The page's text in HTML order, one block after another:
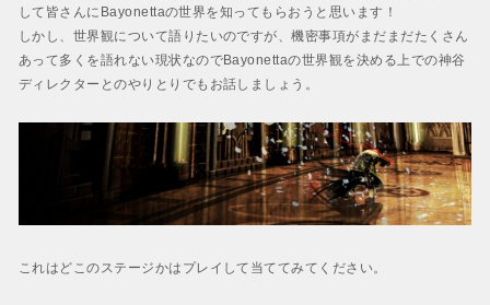
ベヨネッタ3
ベヨネッタ
して皆さんにBayonettaの世界を知ってもらおうと思います！
しかし、世界観について語りたいのですが、機密事項がまだまだたくさん
あって多くを語れない現状なのでBayonettaの世界観を決める上での神谷
ディレクターとのやりとりでもお話しましょう。
これはどこのステージかはプレイして当ててみてください。